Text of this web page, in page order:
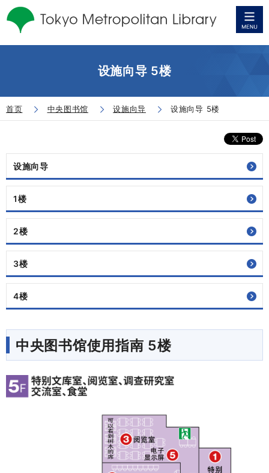
设施向导 5楼
首页 中央图书馆 设施向导 设施向导 5楼
设施向导
1楼
2楼
3楼
4楼
中央图书馆使用指南 5楼